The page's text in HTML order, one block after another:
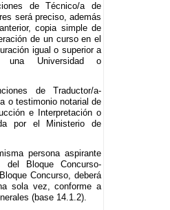
de Técnico/a de
será preciso, además
copia simple de
de un curso en el
igual o superior a
una Universidad o
de Traductor/a-
o testimonio notarial de
e Interpretación o
por el Ministerio de
persona aspirante
Bloque Concurso-
Concurso, deberá
sola vez, conforme a
(base 14.1.2).